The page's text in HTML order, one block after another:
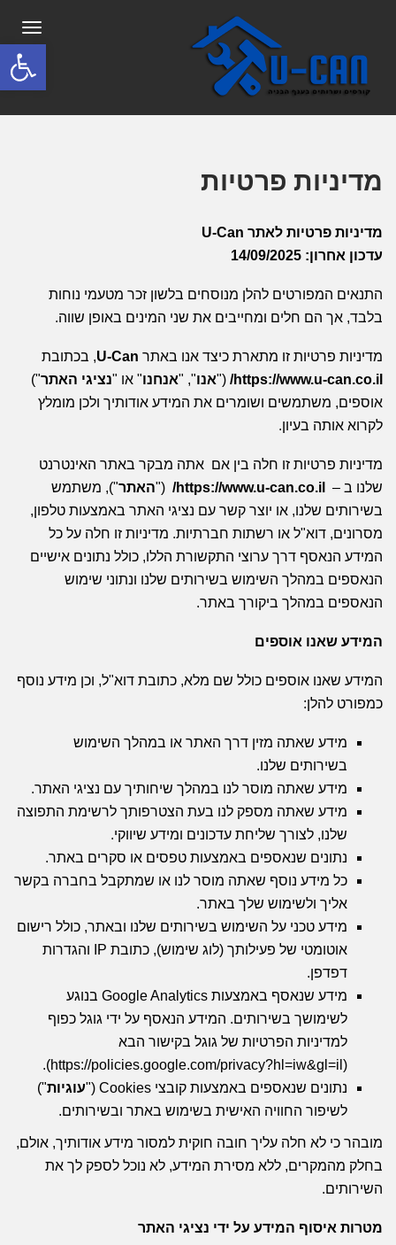
פתח
מדיניות פרטיות
מדיניות פרטיות לאתר U-Can
עדכון אחרון: 14/09/2025
התנאים המפורטים להלן מנוסחים בלשון זכר מטעמי נוחות
בלבד, אך הם חלים ומחייבים את שני המינים באופן שווה.
מדיניות פרטיות זו מתארת כיצד אנו באתר U-Can, בכתובת
https://www.u-can.co.il/
("אנו", "אנחנו" או "נציגי האתר")
אוספים, משתמשים ושומרים את המידע אודותיך ולכן מומלץ
לקרוא אותה בעיון.
מדיניות פרטיות זו חלה בין אם אתה מבקר באתר האינטרנט
שלנו ב –
https://www.u-can.co.il/
("האתר"), משתמש
בשירותים שלנו, או יוצר קשר עם נציגי האתר באמצעות טלפון,
מסרונים, דוא"ל או רשתות חברתיות. מדיניות זו חלה על כל
המידע הנאסף דרך ערוצי התקשורת הללו, כולל נתונים אישיים
הנאספים במהלך השימוש בשירותים שלנו ונתוני שימוש
הנאספים במהלך ביקורך באתר.
המידע שאנו אוספים
המידע שאנו אוספים כולל שם מלא, כתובת דוא"ל, וכן מידע נוסף
כמפורט להלן:
מידע שאתה מזין דרך האתר או במהלך השימוש
בשירותים שלנו.
מידע שאתה מוסר לנו במהלך שיחותיך עם נציגי האתר.
מידע שאתה מספק לנו בעת הצטרפותך לרשימת התפוצה
שלנו, לצורך שליחת עדכונים ומידע שיווקי.
נתונים שנאספים באמצעות טפסים או סקרים באתר.
כל מידע נוסף שאתה מוסר לנו או שמתקבל בחברה בקשר
אליך ולשימוש שלך באתר.
מידע טכני על השימוש בשירותים שלנו ובאתר, כולל רישום
אוטומטי של פעילותך (לוג שימוש), כתובת IP והגדרות
דפדפן.
מידע שנאסף באמצעות Google Analytics בנוגע
לשימושך בשירותים. המידע הנאסף על ידי גוגל כפוף
למדיניות הפרטיות של גוגל בקישור הבא
(
https://policies.google.com/privacy?hl=iw&gl=il
).
נתונים שנאספים באמצעות קובצי Cookies ("
עוגיות")
לשיפור החוויה האישית בשימוש באתר ובשירותים.
מובהר כי לא חלה עליך חובה חוקית למסור מידע אודותיך, אולם,
בחלק מהמקרים, ללא מסירת המידע, לא נוכל לספק לך את
השירותים.
מטרות איסוף המידע על ידי נציגי האתר